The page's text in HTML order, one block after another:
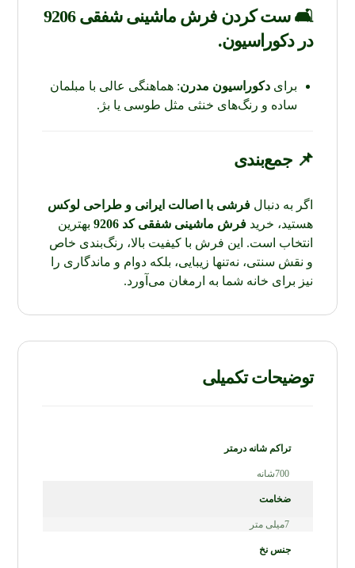
🛋 ست کردن فرش ماشینی شفقی 9206
در دکوراسیون.
برایدکوراسیون مدرن: هماهنگی عالی با مبلمان
ساده و رنگ‌های خنثی مثل طوسی یا بژ.
📌 جمع‌بندی
اگر به دنبالفرشی با اصالت ایرانی و طراحی لوکس
هستید، خریدفرش ماشینی شفقی کد 9206
بهترین
انتخاب است. این فرش با کیفیت بالا، رنگ‌بندی خاص
و نقش سنتی، نه‌تنها زیبایی، بلکه دوام و ماندگاری را
نیز برای خانه شما به ارمغان می‌آورد.
توضیحات تکمیلی
تراکم شانه درمتر
700شانه
ضخامت
7میلی متر
جنس نخ